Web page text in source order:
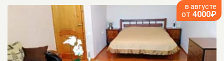
в августе
от 4000₽